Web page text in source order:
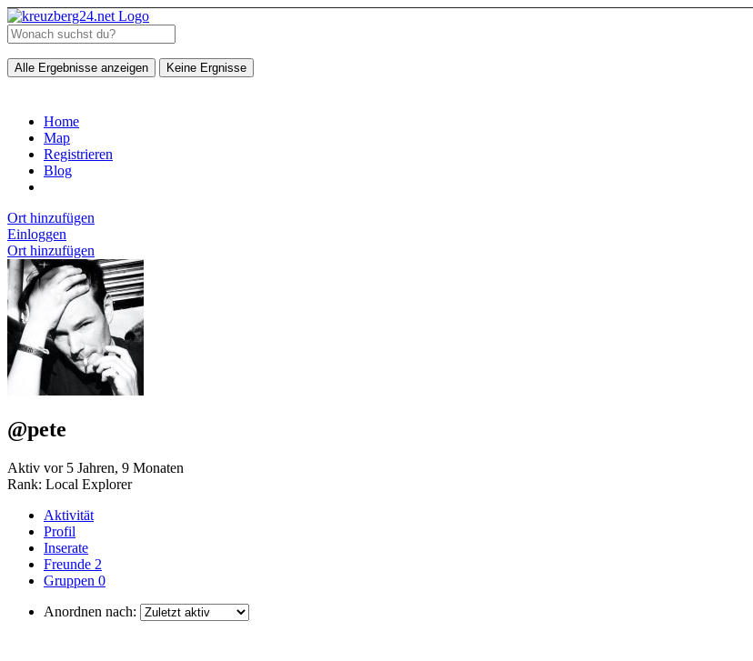
Alle Ergebnisse anzeigen Keine Ergnisse
Home
Map
Registrieren
Blog
Ort hinzufügen
Einloggen
Ort hinzufügen
@pete
Aktiv vor 5 Jahren, 9 Monaten
Rank: Local Explorer
Aktivität
Profil
Inserate
Freunde 2
Gruppen 0
Anordnen nach: